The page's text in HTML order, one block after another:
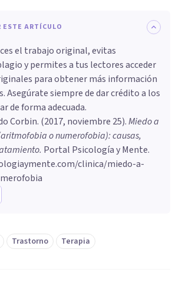
ESTE ARTÍCULO
el trabajo original, evitas
y permites a tus lectores acceder
para obtener más información
Asegúrate siempre de dar crédito a los
de forma adecuada.
Corbin. (2017, noviembre 25).Miedo a
o numerofobia): causas,
. Portal Psicología y Mente.
clinica/miedo-a-
Trastorno Terapia